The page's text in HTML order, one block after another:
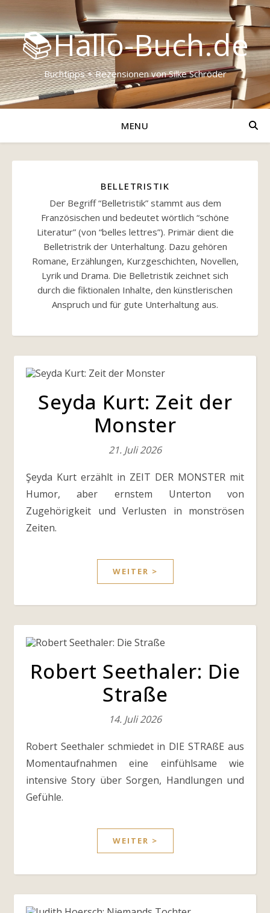
📚Hallo-Buch.de
Buchtipps + Rezensionen von Silke Schröder
MENU
BELLETRISTIK
Der Begriff “Belletristik” stammt aus dem
Französischen und bedeutet wörtlich “schöne
Literatur” (von “belles lettres”). Primär dient die
Belletristrik der Unterhaltung. Dazu gehören
Romane, Erzählungen, Kurzgeschichten, Novellen,
Lyrik und Drama. Die Belletristik zeichnet sich
durch die fiktionalen Inhalte, den künstlerischen
Anspruch und für gute Unterhaltung aus.
Seyda Kurt: Zeit der
Monster
21. Juli 2026
Şeyda Kurt erzählt in ZEIT DER MONSTER mit
Humor, aber ernstem Unterton von
Zugehörigkeit und Verlusten in monströsen
Zeiten.
WEITER >
Robert Seethaler: Die
Straße
14. Juli 2026
Robert Seethaler schmiedet in DIE STRAßE aus
Momentaufnahmen eine einfühlsame wie
intensive Story über Sorgen, Handlungen und
Gefühle.
WEITER >